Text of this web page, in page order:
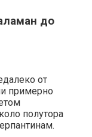
до
от
примерно
полутора